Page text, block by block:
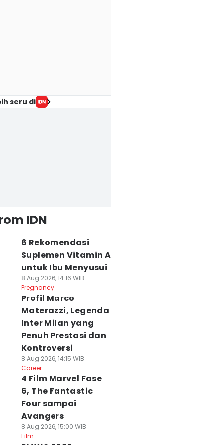
seru di
IDN
6 Rekomendasi
Suplemen Vitamin A
untuk Ibu Menyusui
8 Aug 2026, 14:16 WIB
Pregnancy
Profil Marco
Materazzi, Legenda
Inter Milan yang
Penuh Prestasi dan
Kontroversi
8 Aug 2026, 14:15 WIB
Career
4 Film Marvel Fase
6, The Fantastic
Four sampai
Avangers
8 Aug 2026, 15:00 WIB
Film